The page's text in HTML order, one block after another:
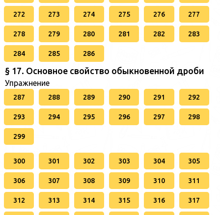
272 273 274 275 276 277
278 279 280 281 282 283
284 285 286
§ 17. Основное свойство обыкновенной дроби
Упражнение
287 288 289 290 291 292
293 294 295 296 297 298
299
300 301 302 303 304 305
306 307 308 309 310 311
312 313 314 315 316 317